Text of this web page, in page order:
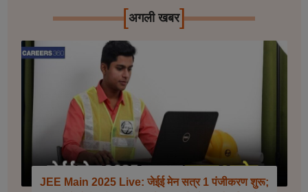
[अगली खबर]
JEE Main 2025 Live: जेईई मेन सत्र 1 पंजीकरण शुरू;